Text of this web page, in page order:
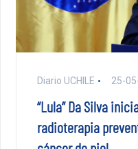
Diario UCHILE 25-
“Lula” Da Silva
radioterapia